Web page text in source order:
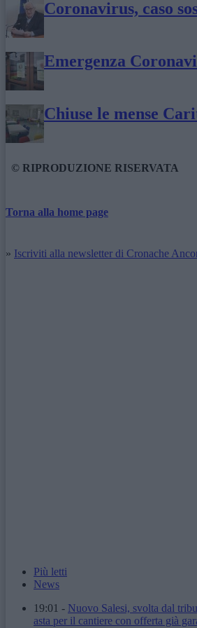
Coronavirus, caso
Emergenza
Chiuse le mense
© RIPRODUZIONE RISERVATA
Torna alla home page
» Iscriviti alla newsletter di Cronache
Più letti
News
19:01 - Nuovo Salesi, svolta dal
asta per il cantiere con offerta già